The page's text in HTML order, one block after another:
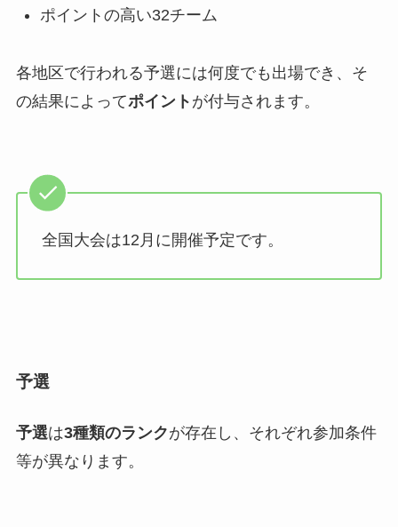
ポイントの高い32チーム
各地区で行われる予選には何度でも出場でき、そ
の結果によってポイント が付与されます。
全国大会は12月に開催予定です。
予選
予選は3種類のランクが存在し、それぞれ参加条件
等が異なります。